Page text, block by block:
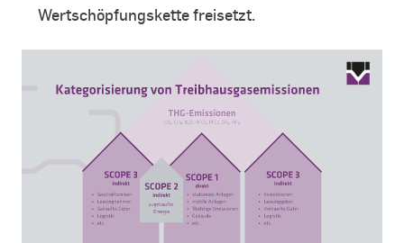
Wertschöpfungskette freisetzt.